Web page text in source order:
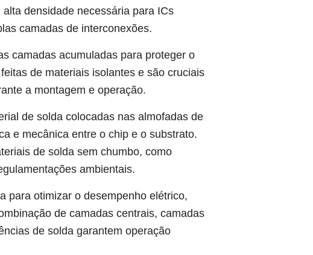
densidade necessária para ICs
camadas de interconexões.
camadas acumuladas para proteger o
de materiais isolantes e são cruciais
a montagem e operação.
de solda colocadas nas almofadas de
e mecânica entre o chip e o substrato.
de solda sem chumbo, como
ambientais.
para otimizar o desempenho elétrico,
de camadas centrais, camadas
de solda garantem operação